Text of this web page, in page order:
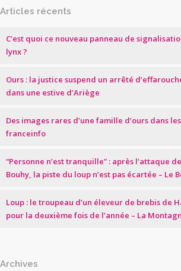
Articles récents
C’est quoi ce nouveau panneau de
lynx ?
Ours : la justice suspend un arrêté
dans une estive d’Ariège
Des images rares d’une famille d’ours dans
franceinfo
“Personne n’est tranquille” : après l’attaque
Bouhy, la piste du loup n’est pas écartée – Le
Loup : le troupeau d’un éleveur de brebis de
pour la deuxième fois de l’année – La
Archives